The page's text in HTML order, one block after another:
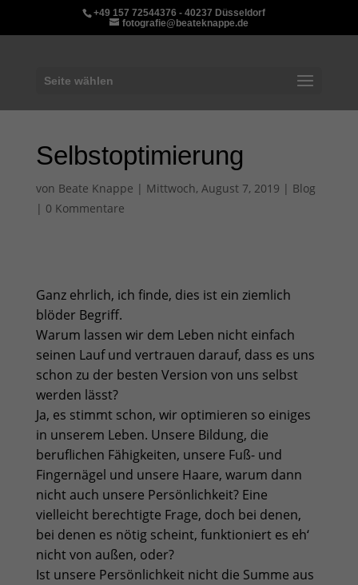
+49 157 72544376 - 40237 Düsseldorf
fotografie@beateknappe.de
Seite wählen
Selbstoptimierung
von Beate Knappe | Mittwoch, August 7, 2019 | Blog
| 0 Kommentare
Ganz ehrlich, ich finde, dies ist ein ziemlich
blöder Begriff.
Warum lassen wir dem Leben nicht einfach
seinen Lauf und vertrauen darauf, dass es uns
schon zu der besten Version von uns selbst
werden lässt?
Ja, es stimmt schon, wir optimieren so einiges
in unserem Leben. Unsere Bildung, die
beruflichen Fähigkeiten, unsere Fuß- und
Fingernägel und unsere Haare, warum dann
nicht auch unsere Persönlichkeit? Eine
vielleicht berechtigte Frage, doch bei denen,
bei denen es nötig scheint, funktioniert es eh‘
nicht von außen, oder?
Ist unsere Persönlichkeit nicht die Summe aus